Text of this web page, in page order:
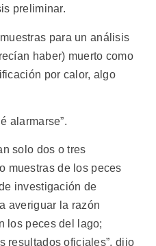
preliminar.
para un análisis
haber) muerto como
por calor, algo
alarmarse”.
solo dos o tres
muestras de los peces
investigación de
averiguar la razón
los peces del lago;
resultados oficiales”, dijo